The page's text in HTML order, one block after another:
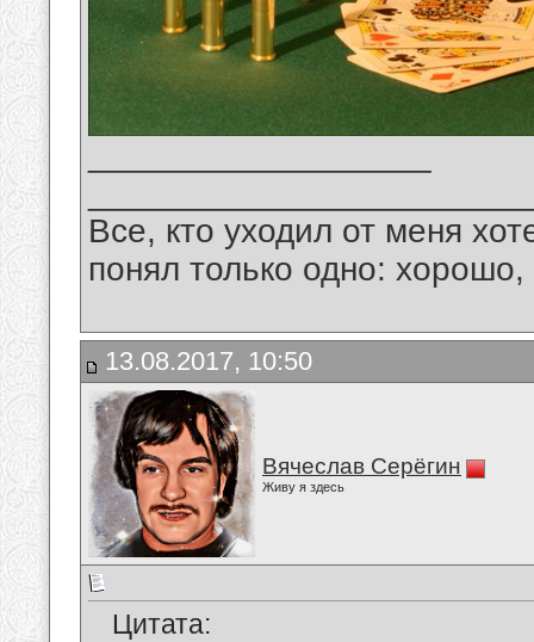
Все, кто уходил от меня
понял только одно:
13.08.2017, 10:50
Вячеслав Серёгин
Живу я здесь
Цитата: